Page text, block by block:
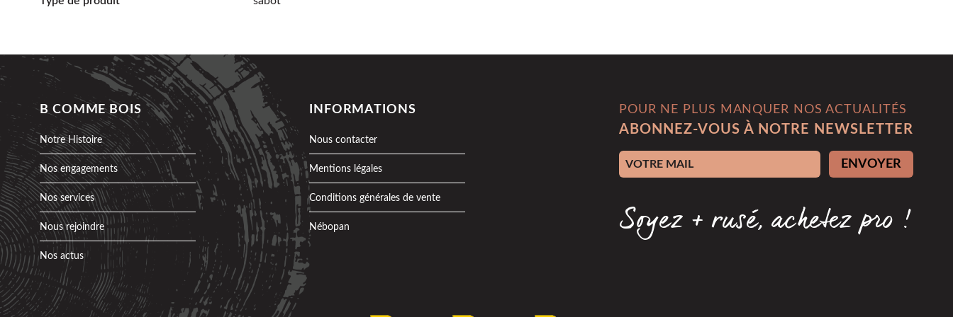
B COMME BOIS
Notre Histoire
Nos engagements
Nos services
Nous rejoindre
Nos actus
INFORMATIONS
Nous contacter
Mentions légales
Conditions générales de vente
Nébopan
POUR NE PLUS MANQUER NOS ACTUALITÉS
ABONNEZ-VOUS À NOTRE NEWSLETTER
Adresse e-mail ENVOYER
Soyez + rusé, achetez pro !